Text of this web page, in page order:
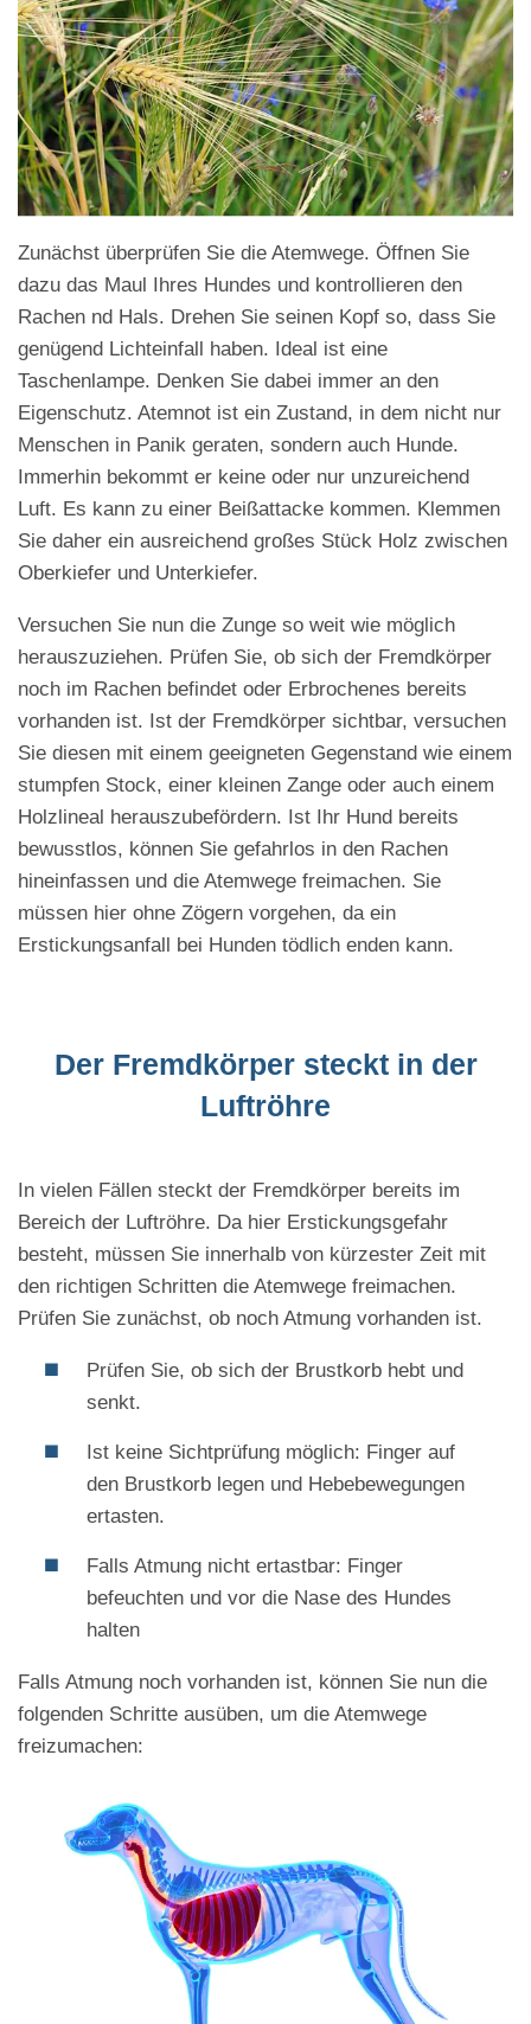
Zunächst überprüfen Sie die Atemwege. Öffnen Sie
dazu das Maul Ihres Hundes und kontrollieren den
Rachen nd Hals. Drehen Sie seinen Kopf so, dass Sie
genügend Lichteinfall haben. Ideal ist eine
Taschenlampe. Denken Sie dabei immer an den
Eigenschutz. Atemnot ist ein Zustand, in dem nicht nur
Menschen in Panik geraten, sondern auch Hunde.
Immerhin bekommt er keine oder nur unzureichend
Luft. Es kann zu einer Beißattacke kommen. Klemmen
Sie daher ein ausreichend großes Stück Holz zwischen
Oberkiefer und Unterkiefer.
Versuchen Sie nun die Zunge so weit wie möglich
herauszuziehen. Prüfen Sie, ob sich der Fremdkörper
noch im Rachen befindet oder Erbrochenes bereits
vorhanden ist. Ist der Fremdkörper sichtbar, versuchen
Sie diesen mit einem geeigneten Gegenstand wie einem
stumpfen Stock, einer kleinen Zange oder auch einem
Holzlineal herauszubefördern. Ist Ihr Hund bereits
bewusstlos, können Sie gefahrlos in den Rachen
hineinfassen und die Atemwege freimachen. Sie
müssen hier ohne Zögern vorgehen, da ein
Erstickungsanfall bei Hunden tödlich enden kann.
Der Fremdkörper steckt in der
Luftröhre
In vielen Fällen steckt der Fremdkörper bereits im
Bereich der Luftröhre. Da hier Erstickungsgefahr
besteht, müssen Sie innerhalb von kürzester Zeit mit
den richtigen Schritten die Atemwege freimachen.
Prüfen Sie zunächst, ob noch Atmung vorhanden ist.
Prüfen Sie, ob sich der Brustkorb hebt und
senkt.
Ist keine Sichtprüfung möglich: Finger auf
den Brustkorb legen und Hebebewegungen
ertasten.
Falls Atmung nicht ertastbar: Finger
befeuchten und vor die Nase des Hundes
halten
Falls Atmung noch vorhanden ist, können Sie nun die
folgenden Schritte ausüben, um die Atemwege
freizumachen: